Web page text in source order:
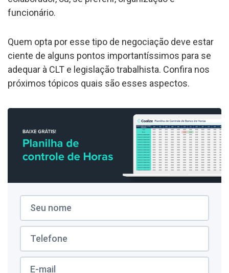
funcionário.
Quem opta por esse tipo de negociação deve estar
ciente de alguns pontos importantíssimos para se
adequar à CLT e legislação trabalhista. Confira nos
próximos tópicos quais são esses aspectos.